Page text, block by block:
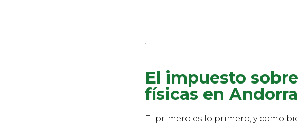
El impuesto
físicas en Andorra
El primero es lo primero, y como